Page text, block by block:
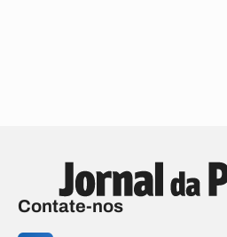
Contate-nos